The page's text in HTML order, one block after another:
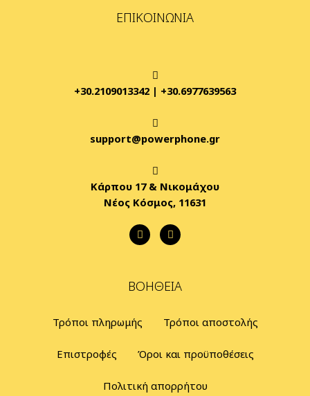
ΕΠΙΚΟΙΝΩΝΊΑ
+30.2109013342 | +30.6977639563
support@powerphone.gr
Κάρπου 17 & Νικομάχου
Νέος Κόσμος, 11631
ΒΟΉΘΕΙΑ
Τρόποι πληρωμής Τρόποι αποστολής
Επιστροφές Όροι και προϋποθέσεις
Πολιτική απορρήτου